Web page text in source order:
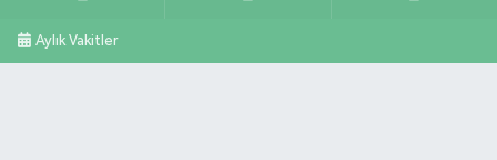
Aylık Vakitler